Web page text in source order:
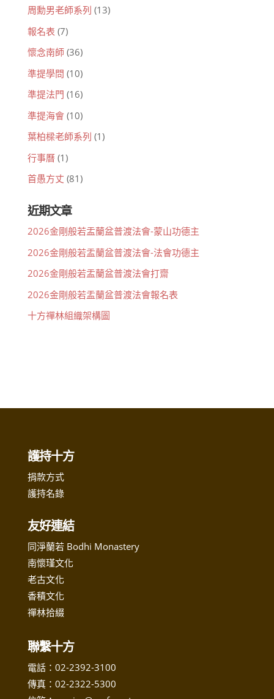
周勳男老師系列 (13)
報名表 (7)
懷念南師(36)
準提學問 (10)
準提法門 (16)
準提海會(10)
葉柏樑老師系列 (1)
行事曆(1)
首愚方丈 (81)
近期文章
2026金剛般若盂蘭盆普渡法會-蒙山功德主
2026金剛般若盂蘭盆普渡法會-法會功德主
2026金剛般若盂蘭盆普渡法會打齋
2026金剛般若盂蘭盆普渡法會報名表
十方禪林組織架構圖
護持十方
捐款方式
護持名錄
友好連結
同淨蘭若 Bodhi Monastery
南懷瑾文化
老古文化
香積文化
禪林拾綴
聯繫十方
電話： 02-2392-3100
傳真：02-2322-5300